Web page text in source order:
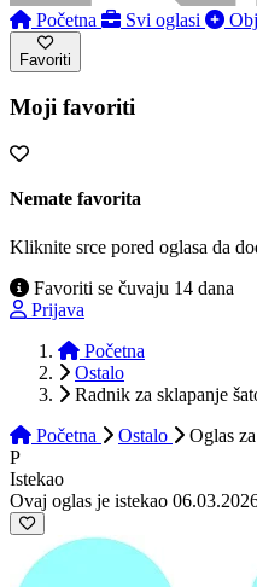
Početna Svi oglasi
Favoriti
Moji favoriti
Nemate favorita
Kliknite srce pored oglasa da
Favoriti se čuvaju 14 dana
Prijava
Početna
Ostalo
Radnik za sklapanje
Početna
Ostalo Oglas
P
Istekao
Ovaj oglas je istekao